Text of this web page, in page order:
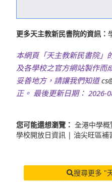
更多天主教新民書院的資訊：
本網頁「天主教新民書院」
及各學校之官方網站製作而
妥善地方，請讓我們知道
正。 最後更新日期： 2026-
您可能還想瀏覽： 全港中學概
學校開放日資訊 | 油尖旺區補
搜尋更多 "